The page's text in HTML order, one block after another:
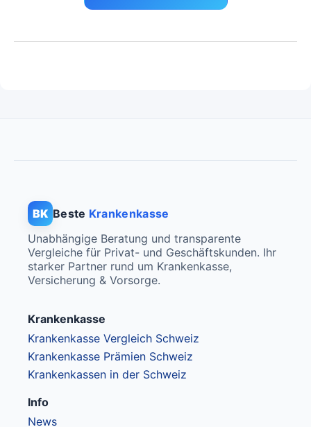
BK Beste Krankenkasse
Unabhängige Beratung und transparente
Vergleiche für Privat- und Geschäftskunden. Ihr
starker Partner rund um Krankenkasse,
Versicherung & Vorsorge.
Krankenkasse
Krankenkasse Vergleich Schweiz
Krankenkasse Prämien Schweiz
Krankenkassen in der Schweiz
Info
News